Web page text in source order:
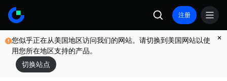
注册
您似乎正在从美国地区访问我们的网站。请切换到美国网站以使
用您所在地区支持的产品。
切换站点